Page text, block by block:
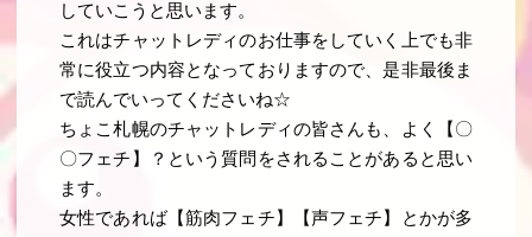
していこうと思います。
これはチャットレディのお仕事をしていく上でも非
常に役立つ内容となっておりますので、是非最後ま
で読んでいってくださいね☆
ちょこ札幌のチャットレディの皆さんも、よく【〇
〇フェチ】？という質問をされることがあると思い
ます。
女性であれば【筋肉フェチ】【声フェチ】とかが多